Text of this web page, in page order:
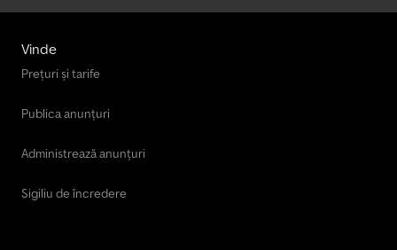
Vinde
Prețuri și tarife
Publica anunțuri
Administrează anunțuri
Sigiliu de încredere